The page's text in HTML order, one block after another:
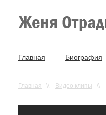
Главная Биография
Главная \\ Видео клипы \\